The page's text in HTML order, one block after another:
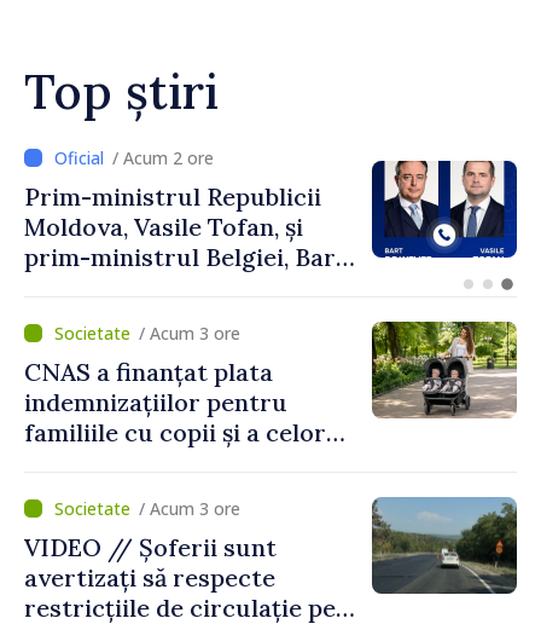
Top știri
/ Acum 1 oră
Perspectivele cooperării
moldo-turce, discutate de
Prim-ministrul Vasile Tofan
Uygar Mustafa Sertel
/ Acum 3 ore
CNAS a finanțat plata
indemnizațiilor pentru
familiile cu copii și a celor
temporară de muncă
/ Acum 3 ore
VIDEO // Șoferii sunt
avertizați să respecte
restricțiile de circulație pe